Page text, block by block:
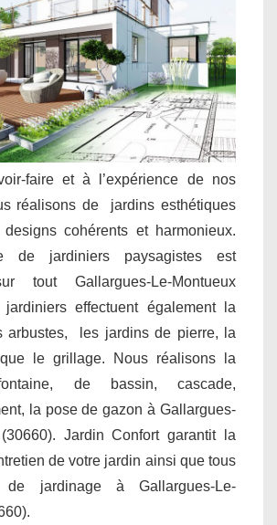
faire et à l’expérience de nos
réalisons de jardins esthétiques
cohérents et harmonieux.
de jardiniers paysagistes est
tout Gallargues-Le-Montueux
effectuent également la
arbustes, les jardins de pierre, la
le grillage. Nous réalisons la
de bassin, cascade,
la pose de gazon à Gallargues-
(30660). Jardin Confort garantit la
de votre jardin ainsi que tous
jardinage à Gallargues-Le-